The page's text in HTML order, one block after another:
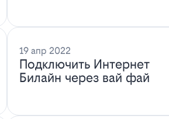
19 апр 2022
Подключить Интернет
Билайн через вай фай